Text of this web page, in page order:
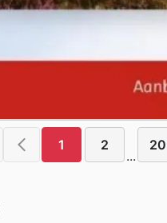
1 2
...
20